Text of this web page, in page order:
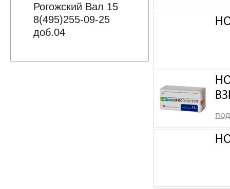
Рогожский Вал 15
8(495)255-09-25
доб.04